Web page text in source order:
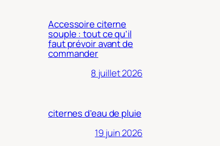
Accessoire citerne
souple : tout ce qu’il
faut prévoir avant de
commander
8 juillet 2026
citernes d’eau de pluie
19 juin 2026